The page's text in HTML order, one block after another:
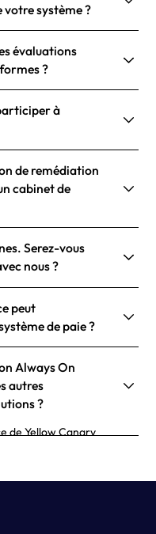
votre système ?
évaluations
?
à
de remédiation
cabinet de
Serez-vous
nous ?
peut
de paie ?
Always On
autres
?
de Yellow Canary
rapide et évolutive qui